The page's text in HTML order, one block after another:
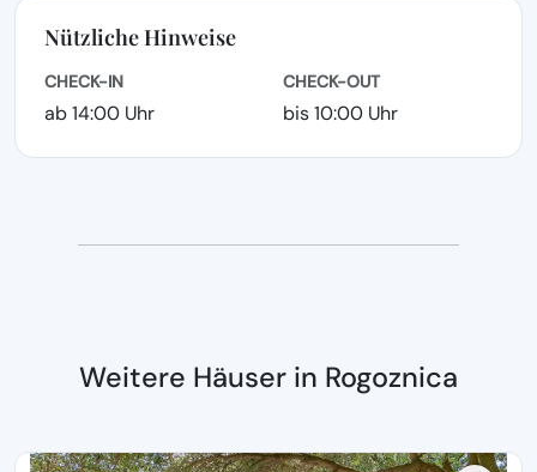
Nützliche Hinweise
CHECK-IN
ab 14:00 Uhr
CHECK-OUT
bis 10:00 Uhr
Weitere Häuser in Rogoznica